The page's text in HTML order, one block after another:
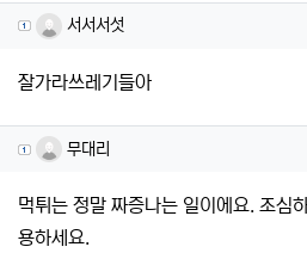
서서서섯님의 댓글
서서서섯
잘가라쓰레기들아
무대리님의 댓글
무대리
먹튀는 정말 짜증나는 일이에요. 조심
용하세요.